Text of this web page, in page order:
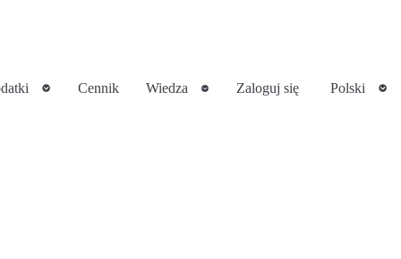
Cennik Wiedza Zaloguj się Polski